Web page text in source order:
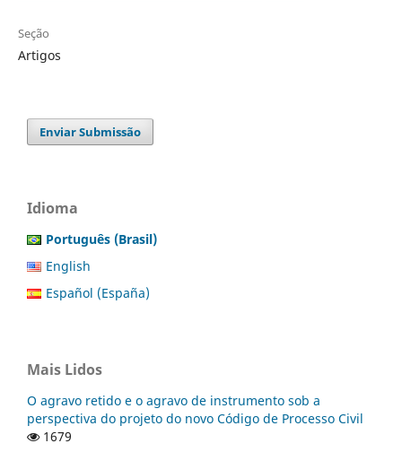
Seção
Artigos
Enviar Submissão
Idioma
Português (Brasil)
English
Español (España)
Mais Lidos
O agravo retido e o agravo de instrumento sob a
perspectiva do projeto do novo Código de Processo Civil
1679